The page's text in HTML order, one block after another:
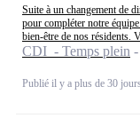
Suite à un changement de
pour compléter notre
bien-être de nos résidents.
CDI - Temps plein
Publié il y a plus de 30 jours